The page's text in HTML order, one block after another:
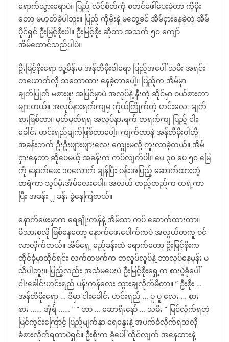
ရောက်သွားရောပဲ။ ပြည့် လိင်စိတ်ကို စတင်ဖေါ်ပေးခဲ့တာ ကိုမိုး
တော့ မဟုတ်ခဲ့ပါဘူး။ ပြည့် ကိုမိုးနဲ့ မတွေ့ခင် အိမ်ငှားနေခဲ့တဲ့ အိမ်
ပိုင်ရှင် ဦးမြင့်စိုးပါ။ ဦးမြင့်စိုး ဆိုတာ အသက် ၅၀ ကျော်
အိမ်ထောင်သည်ပါပဲ။
ဦးမြင့်စိုးရော သူ့မိန်းမ အန်တီမိုးဝါရော ပြည့်အပေါ် သမီး အရင်း
တယောက်လို သဘောထား နေခဲ့တာပေါ့။ ပြည့်က အိမ်မှာ
ချက်ပြုတ် မစားဖူး အပြင်မှာပဲ အလုပ်နဲ့ နီးတဲ့ ဆိုင်မှာ ဝယ်စားတာ
များတယ်။ အလုပ်နားရက်ကျမှ ကိုယ်ကြိုက်တဲ့ ဟင်းလေး ချက်
စားဖြစ်တာ။ မှတ်မှတ်ရရ အလုပ်နားရက် တရက်ကျ ပြည့် ငါး
ခေါင်း ဟင်းရည်ချက်ဖြစ်တာပေါ့။ ကျက်တာနဲ့ အန်တီမိုးဝါတို့
အခန်းဘက် ဦးဦးဖျားဖျားလေး ကျွေးမလို့ ကူးလာခဲ့တယ်။ အိမ်
ငှားနေတာ ဆိုပေမယ့် အခန်းက ကပ်လျက်ပါ။ ပေ ၃၀ ပေ ၅၀ မြေ
ကို နောက်ဖေး ၁၀လောက် ချန်ပြီး ဝန်းအပြည့် ဆောက်ထားတဲ့
ထရံကာ သွပ်မိုးအိမ်လေးပေါ့။ အလယ် တည့်တည့်က ထရံ့ကာ
ပြီး အခန်း ၂ ခန်း ခွဲနေကြတယ်။
နောက်ဖေးမှာက ရေချိုးကန်နဲ့ အိမ်သာ ကပ် ဆောက်ထားတာ။
မိသားစုလို ဖြစ်နေတော့ နောက်ဖေးပေါက်ကပဲ အလွယ်တကူ ဝင်
လာလိုက်တယ်။ အိမ်ရှေ့ ဧည့်ခန်းထဲ ရောက်တော့ ဦးမြင့်စိုးက
ထိုင်ခုံမှာထိုင်ရင်း လက်တဖက်က တလူပ်လူပ်နဲ့ ဘာလုပ်နေမှန်း မ
သိပါဘူး။ ပြည့်လည်း အသံမပေးပဲ ဦးမြင့်စိုးရှေ့က စားပွဲခုံပေါ်
ငါးခေါင်းဟင်းရည် ပန်းကန်လေး သွားချလိုက်မိတာ။ ” ဦးစိုး …
အန်တီမိုးရော … ဒီမှာ ငါးခေါင်း ဟင်းရည် … ပူ ပူ လေး … စား
စား …… အိုရ် …… ” ” ဟာ … ဆောရီးနော် … သမီး ” မြင်လိုက်ရတဲ့
မြင်ကွင်းကြောင့် ပြည့်မျက်နှာ ရေနွေးနဲ့ အပက်ခံလိုက်ရသလို
ခံစားလိုက်ရတာပဲရှင်။ ဦးစိုးက ခုံပေါ် ထိုင်လျက် အနေထားနဲ့